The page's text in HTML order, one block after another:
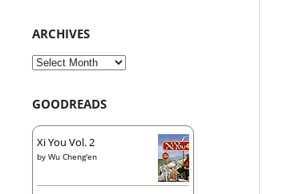
ARCHIVES
Archives
GOODREADS
Xi You Vol. 2
byWu Cheng'en